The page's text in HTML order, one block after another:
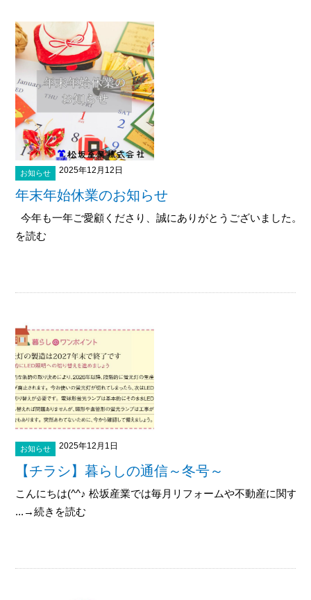
お知らせ 2025年12月12日
年末年始休業のお知らせ
今年も一年ご愛顧くださり、誠にありがとうございました。
を読む
お知らせ 2025年12月1日
【チラシ】暮らしの通信～冬号～
こんにちは(^^♪ 松坂産業では毎月リフォームや不動産に関す
...→続きを読む